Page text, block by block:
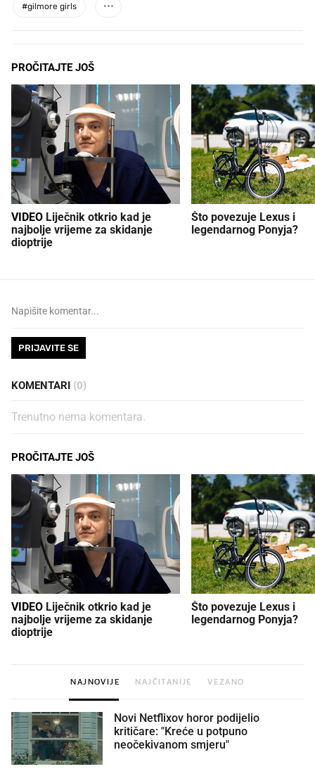
#gilmore girls
PROČITAJTE JOŠ
VIDEO
najbolje vrijeme za skidanje
dioptrije
Što povezuje Lexus i
legendarnog Ponyja?
PRIJAVITE SE
KOMENTARI (0)
Trenutno nema komentara.
PROČITAJTE JOŠ
VIDEO
najbolje vrijeme za skidanje
dioptrije
Što povezuje Lexus i
legendarnog Ponyja?
NAJNOVIJE NAJČITANIJE VEZANO
Novi Netflixov horor podijelio
kritičare: "Kreće u potpuno
neočekivanom smjeru"